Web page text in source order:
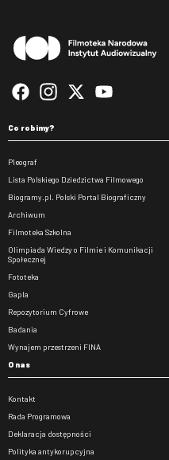
Co robimy?
Pleograf
Lista Polskiego Dziedzictwa Filmowego
Biogramy.pl. Polski Portal Biograficzny
Archiwum
Filmoteka Szkolna
Olimpiada Wiedzy o Filmie i Komunikacji
Społecznej
Fototeka
Gapla
Repozytorium Cyfrowe
Badania
Wynajem przestrzeni FINA
O nas
Kontakt
Rada Programowa
Deklaracja dostępności
Polityka antykorupcyjna